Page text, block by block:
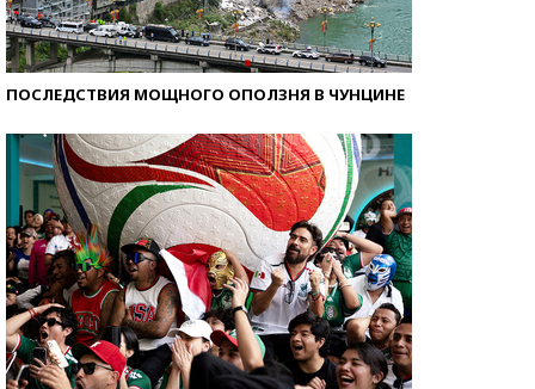
ПОСЛЕДСТВИЯ МОЩНОГО ОПОЛЗНЯ В ЧУНЦИНЕ